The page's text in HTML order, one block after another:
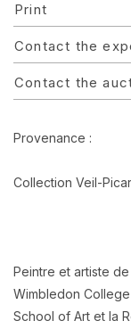
Print
Contact the
Contact the
Provenance :
Collection Veil-
Peintre et artiste
Wimbledon
School of Art et la